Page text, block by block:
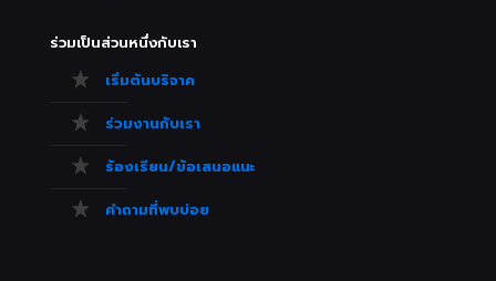
ร่วมเป็นส่วนหนึ่งกับเรา
เริ่มต้นบริจาค
ร่วมงานกับเรา
ร้องเรียน/ข้อเสนอแนะ
คำถามที่พบบ่อย